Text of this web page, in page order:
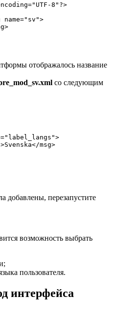
8"?>
отображалось название
со следующим
msg>
добавлены, перезапустите
возможность выбрать
пользователя.
интерфейса